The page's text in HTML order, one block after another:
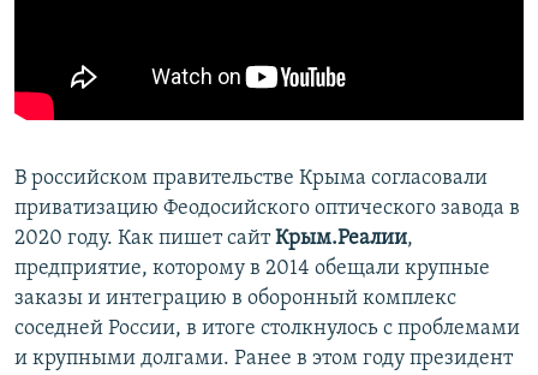
КРЫМ.НЕПОКОРЕННЫЙ
ELIFBE
Все сайты RFE/RL
В российском правительстве Крыма согласовали
приватизацию Феодосийского оптического завода в
2020 году. Как пишет сайтКрым.Реалии,
предприятие, которому в 2014 обещали крупные
заказы и интеграцию в оборонный комплекс
соседней России, в итоге столкнулось с проблемами
и крупными долгами. Ранее в этом году президент